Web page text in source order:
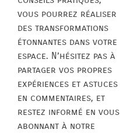
vous pourrez réaliser
des transformations
étonnantes dans votre
espace. N’hésitez pas à
partager vos propres
expériences et astuces
en commentaires, et
restez informé en vous
abonnant à notre